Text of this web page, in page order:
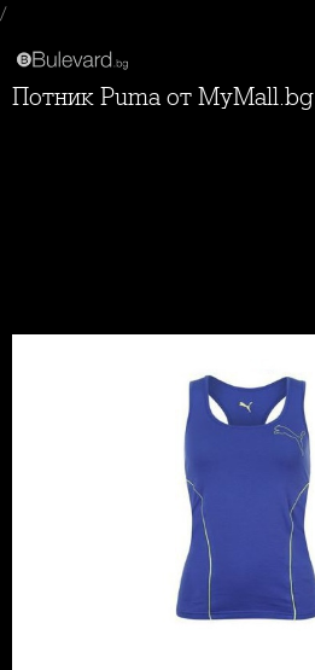
/
Потник Puma от MyMall.bg